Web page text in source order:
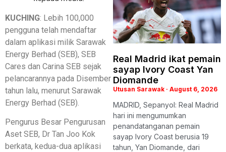
KUCHING: Lebih 100,000
pengguna telah mendaftar
dalam aplikasi milik Sarawak
Energy Berhad (SEB), SEB
Cares dan Carina SEB sejak
pelancarannya pada Disember
tahun lalu, menurut Sarawak
Energy Berhad (SEB).
Pengurus Besar Pengurusan
Aset SEB, Dr Tan Joo Kok
berkata, kedua-dua aplikasi
Real Madrid ikat pemain
sayap Ivory Coast Yan
Diomande
Utusan Sarawak August 6, 2026
MADRID, Sepanyol: Real Madrid
hari ini mengumumkan
penandatanganan pemain
sayap Ivory Coast berusia 19
tahun, Yan Diomande, dari